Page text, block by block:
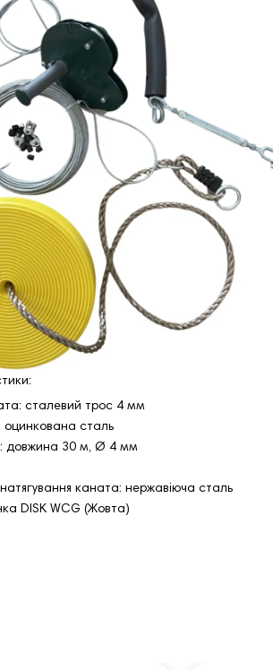
сталевий трос 4 мм
оцинкована сталь
довжина 30 м, Ø 4 мм
каната: нержавіюча сталь
DISK WCG (Жовта)